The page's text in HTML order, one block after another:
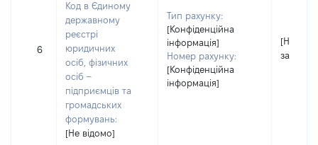
6
Код в Єдиному
державному
реєстрі
юридичних
осіб, фізичних
осіб –
підприємців та
громадських
формувань:
[Не відомо]
Тип рахунку:
[Конфіденційна
інформація]
Номер рахунку:
[Конфіденційна
інформація]
[Не